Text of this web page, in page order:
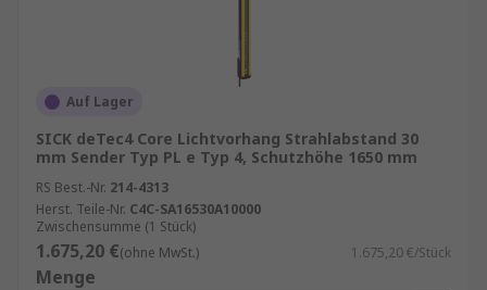
Auf Lager
SICK deTec4 Core Lichtvorhang Strahlabstand 30
mm Sender Typ PL e Typ 4, Schutzhöhe 1650 mm
RS Best.-Nr. 214-4313
Herst. Teile-Nr. C4C-SA16530A10000
Zwischensumme (1 Stück)
1.675,20 €(ohne MwSt.) 1.675,20 €/Stück
Menge